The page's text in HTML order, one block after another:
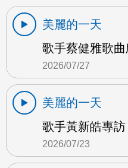
美麗的一天
歌手蔡健雅歌
2026/07/27
美麗的一天
歌手黃新皓專訪
2026/07/23